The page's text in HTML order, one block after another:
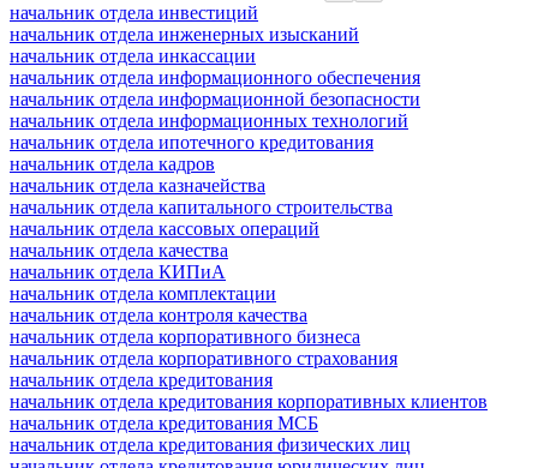
начальник отдела инвестиций
начальник отдела инженерных изысканий
начальник отдела инкассации
начальник отдела информационного обеспечения
начальник отдела информационной безопасности
начальник отдела информационных технологий
начальник отдела ипотечного кредитования
начальник отдела кадров
начальник отдела казначейства
начальник отдела капитального строительства
начальник отдела кассовых операций
начальник отдела качества
начальник отдела КИПиА
начальник отдела комплектации
начальник отдела контроля качества
начальник отдела корпоративного бизнеса
начальник отдела корпоративного страхования
начальник отдела кредитования
начальник отдела кредитования корпоративных клиентов
начальник отдела кредитования МСБ
начальник отдела кредитования физических лиц